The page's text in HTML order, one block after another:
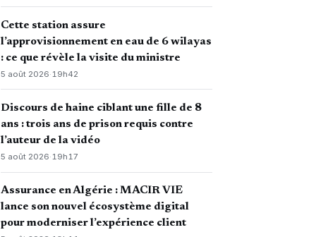
Cette station assure
l’approvisionnement en eau de 6 wilayas
: ce que révèle la visite du ministre
5 août 2026· 19h42
Discours de haine ciblant une fille de 8
ans : trois ans de prison requis contre
l’auteur de la vidéo
5 août 2026·19h17
Assurance en Algérie : MACIR VIE
lance son nouvel écosystème digital
pour moderniser l’expérience client